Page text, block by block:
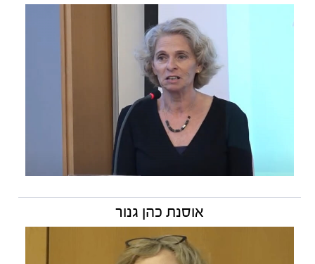
אוסנת כהן גנור